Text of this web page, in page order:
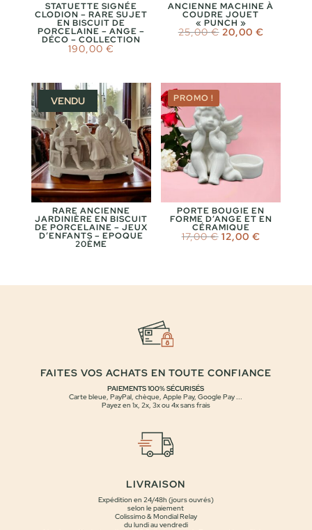
STATUETTE SIGNÉE
CLODION – RARE SUJET
EN BISCUIT DE
PORCELAINE – ANGE –
DÉCO – COLLECTION
190,00 €
ANCIENNE MACHINE À
COUDRE JOUET
« PUNCH »
25,00€ Le
20,00 €Le
VENDU
RARE ANCIENNE
JARDINIÈRE EN BISCUIT
DE PORCELAINE – JEUX
D’ENFANTS – EPOQUE
20ÈME
PROMO !
PORTE BOUGIE EN
FORME D’ANGE ET EN
CÉRAMIQUE
17,00€ Le
prix
12,00 €Le
FAITES VOS ACHATS EN TOUTE CONFIANCE
PAIEMENTS 100% SÉCURISÉS
Carte bleue, PayPal, chèque, Apple Pay, Google Pay ...
Payez en 1x, 2x, 3x ou 4x sans frais
LIVRAISON
Expédition en 24/48h (jours ouvrés)
selon le paiement
Colissimo & Mondial Relay
du lundi au vendredi